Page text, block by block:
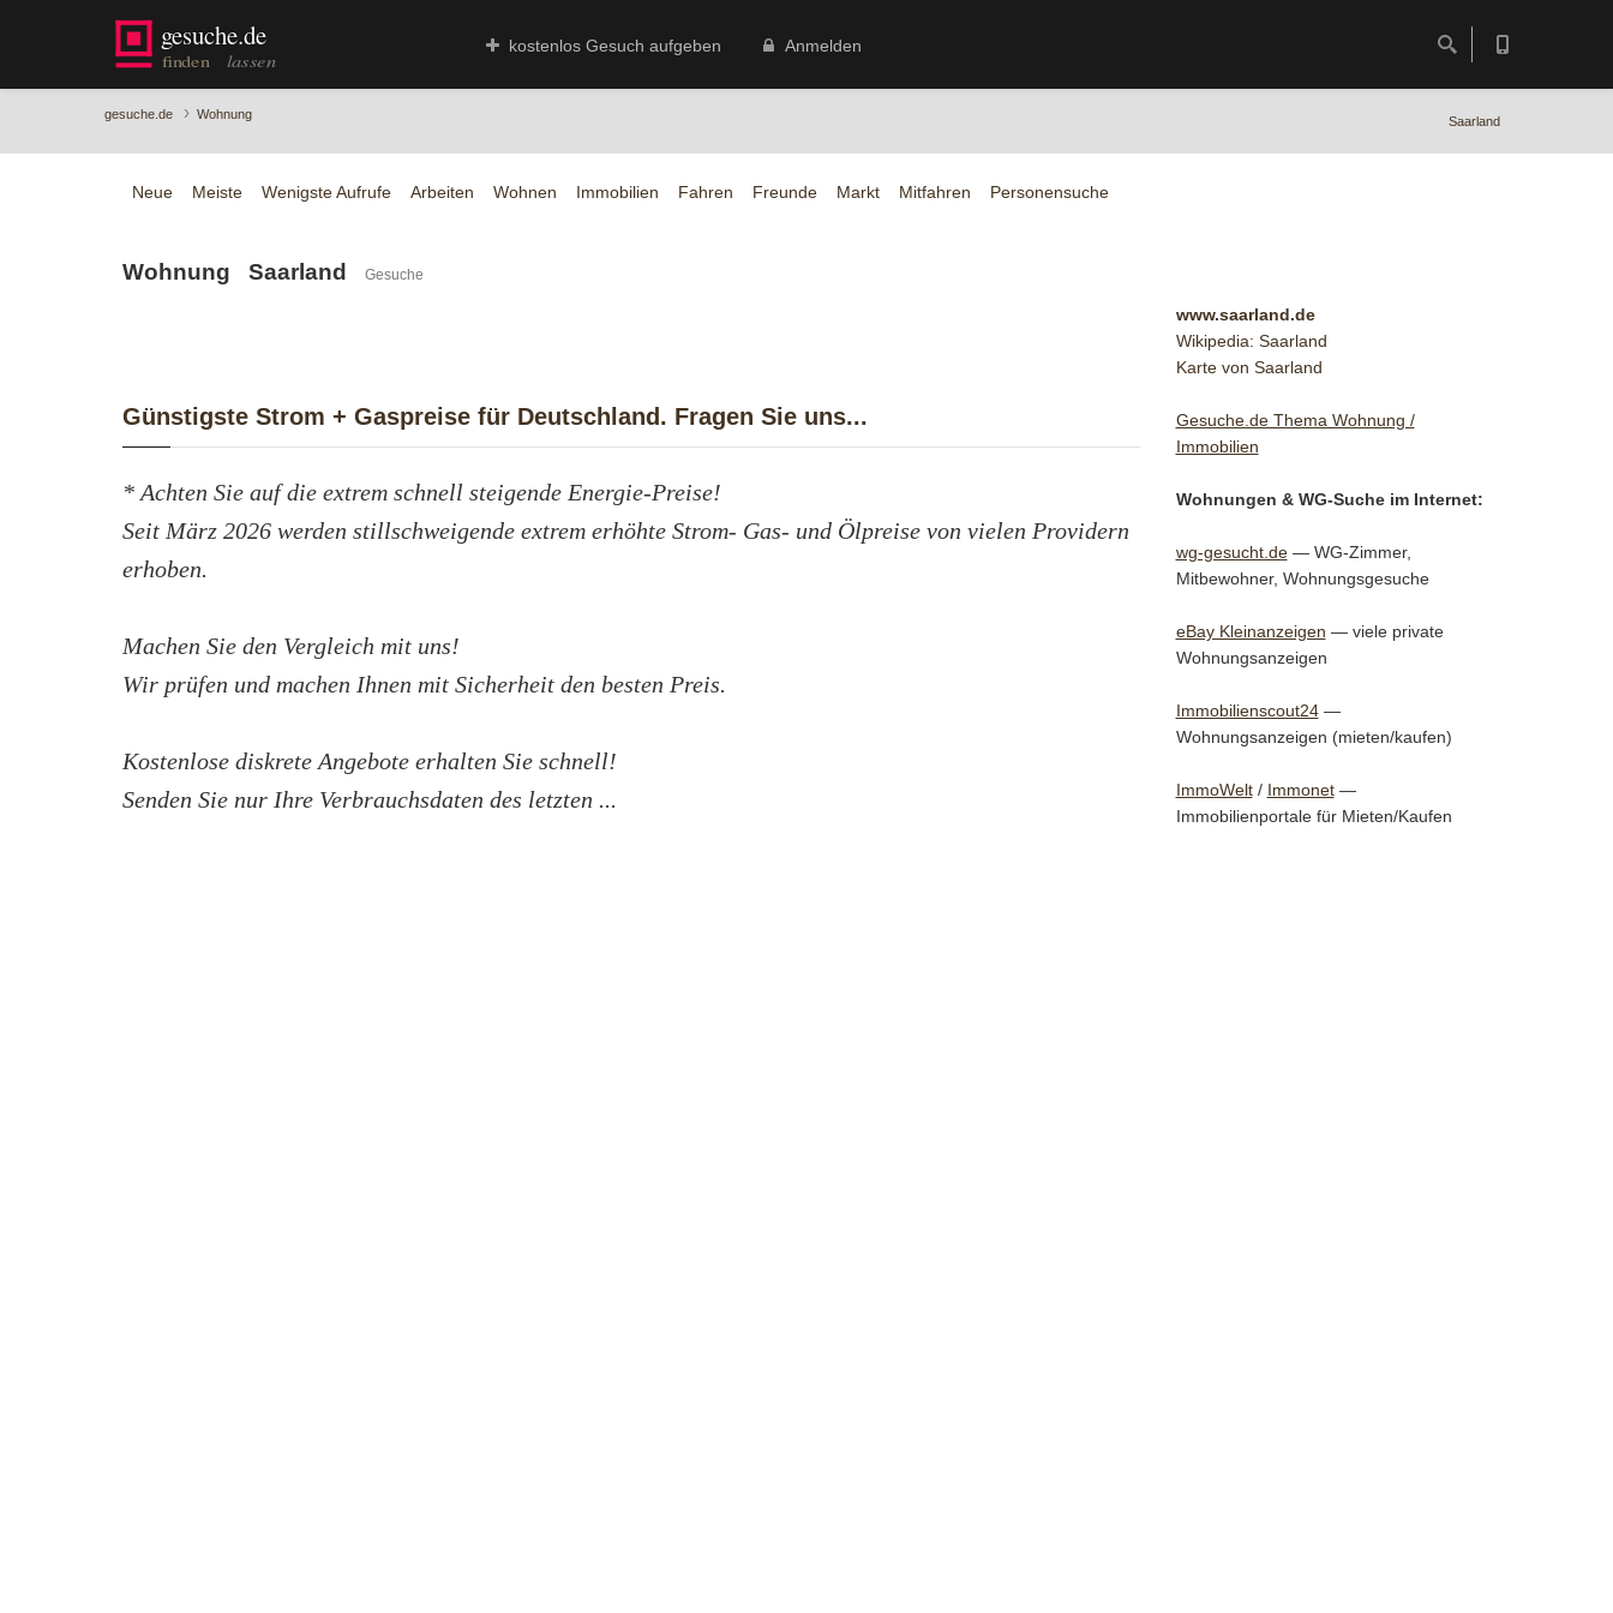
kostenlos Gesuch aufgeben Anmelden
gesuche.de › Wohnung Saarland
Neue Meiste Wenigste Aufrufe Arbeiten Wohnen Immobilien Fahren Freunde Markt Mitfahren Personensuche
Wohnung Saarland Gesuche
Günstigste Strom + Gaspreise für Deutschland. Fragen Sie uns...
* Achten Sie auf die extrem schnell steigende Energie-Preise!
Seit März 2026 werden stillschweigende extrem erhöhte Strom- Gas- und Ölpreise von vielen Providern
erhoben.
Machen Sie den Vergleich mit uns!
Wir prüfen und machen Ihnen mit Sicherheit den besten Preis.
Kostenlose diskrete Angebote erhalten Sie schnell!
Senden Sie nur Ihre Verbrauchsdaten des letzten ...
www.saarland.de
Wikipedia: Saarland
Karte von Saarland
Gesuche.de Thema Wohnung /
Immobilien
Wohnungen & WG-Suche im Internet:
wg-gesucht.de— WG-Zimmer,
Mitbewohner, Wohnungsgesuche
eBay Kleinanzeigen — viele private
Wohnungsanzeigen
Immobilienscout24—
Wohnungsanzeigen (mieten/kaufen)
ImmoWelt/ Immonet—
Immobilienportale für Mieten/Kaufen